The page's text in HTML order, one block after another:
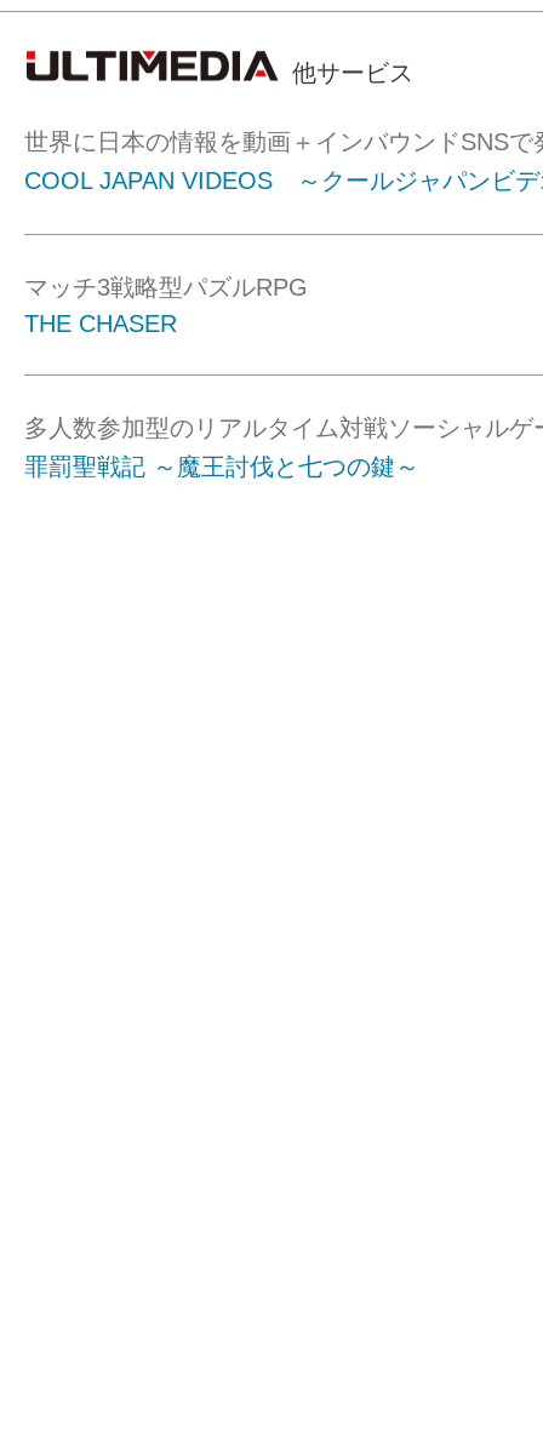
他サービス
世界に日本の情報を動画＋インバウンドSNSで
COOL JAPAN VIDEOS ～クールジャパンビ
マッチ3戦略型パズルRPG
THE CHASER
多人数参加型のリアルタイム対戦ソーシャルゲ
罪罰聖戦記 ～魔王討伐と七つの鍵～